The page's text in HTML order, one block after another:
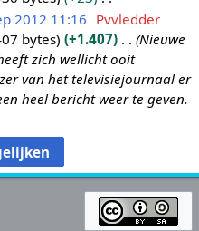
2012 11:16 Pvvledder
bytes +1.407
Nieuwe
zich wellicht ooit
van het televisiejournaal er
heel bericht weer te geven.